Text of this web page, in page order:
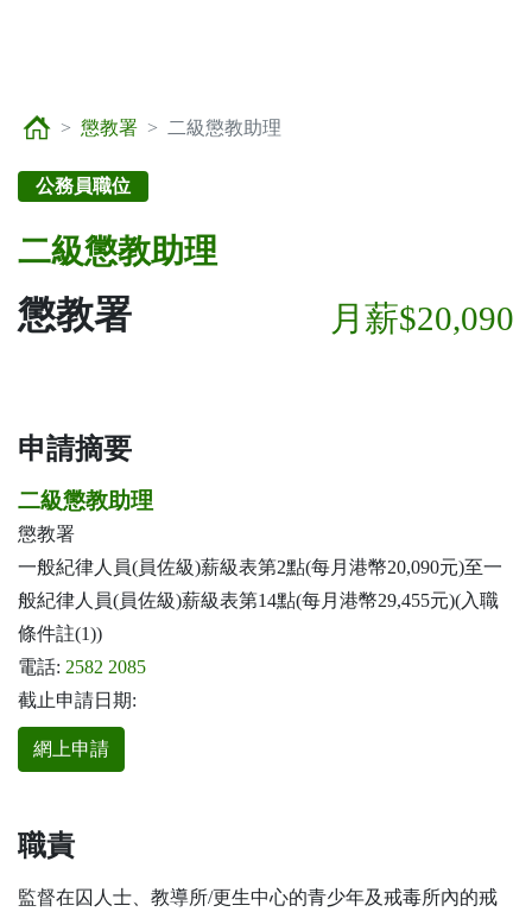
懲教署 二級懲教助理
公務員職位
二級懲教助理
懲教署 月薪$20,090
申請摘要
二級懲教助理
懲教署
一般紀律人員(員佐級)薪級表第2點(每月港幣20,090元)至一
般紀律人員(員佐級)薪級表第14點(每月港幣29,455元)(入職
條件註(1))
電話: 2582 2085
截止申請日期:
網上申請
職責
監督在囚人士、教導所/更生中心的青少年及戒毒所內的戒